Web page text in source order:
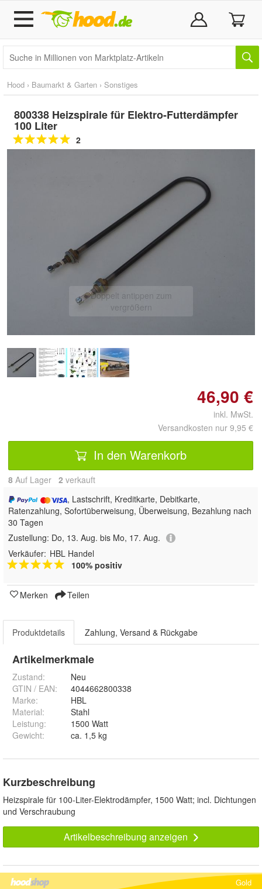
Hood › Baumarkt & Garten › Sonstiges
800338 Heizspirale für Elektro-Futterdämpfer
100 Liter
2
Doppelt antippen zum
vergrößern
46,90 €
inkl. MwSt.
Versandkosten nur 9,95 €
In den Warenkorb
8 Auf Lager 2 verkauft
, Lastschrift, Kreditkarte, Debitkarte,
Ratenzahlung, Sofortüberweisung, Überweisung, Bezahlung nach
30 Tagen
Zustellung: Do, 13. Aug. bis Mo, 17. Aug.
Verkäufer: HBL Handel
100% positiv
Merken Teilen
Produktdetails Zahlung, Versand & Rückgabe
Artikelmerkmale
Zustand:
Neu
GTIN / EAN:
4044662800338
Marke:
HBL
Material:
Stahl
Leistung:
1500 Watt
Gewicht: ca. 1,5 kg
Kurzbeschreibung
Heizspirale für 100-Liter-Elektrodämpfer, 1500 Watt; incl. Dichtungen
und Verschraubung
Artikelbeschreibung anzeigen
Gold